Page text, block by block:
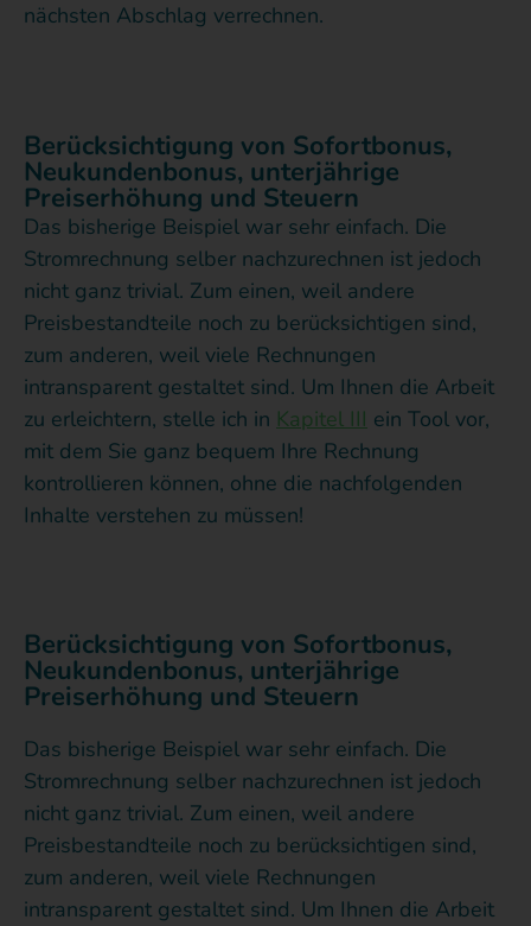
nächsten Abschlag verrechnen.
Berücksichtigung von Sofortbonus,
Neukundenbonus, unterjährige
Preiserhöhung und Steuern
Das bisherige Beispiel war sehr einfach. Die
Stromrechnung selber nachzurechnen ist jedoch
nicht ganz trivial. Zum einen, weil andere
Preisbestandteile noch zu berücksichtigen sind,
zum anderen, weil viele Rechnungen
intransparent gestaltet sind. Um Ihnen die Arbeit
zu erleichtern, stelle ich in Kapitel III ein Tool vor,
mit dem Sie ganz bequem Ihre Rechnung
kontrollieren können, ohne die nachfolgenden
Inhalte verstehen zu müssen!
Berücksichtigung von Sofortbonus,
Neukundenbonus, unterjährige
Preiserhöhung und Steuern
Das bisherige Beispiel war sehr einfach. Die
Stromrechnung selber nachzurechnen ist jedoch
nicht ganz trivial. Zum einen, weil andere
Preisbestandteile noch zu berücksichtigen sind,
zum anderen, weil viele Rechnungen
intransparent gestaltet sind. Um Ihnen die Arbeit